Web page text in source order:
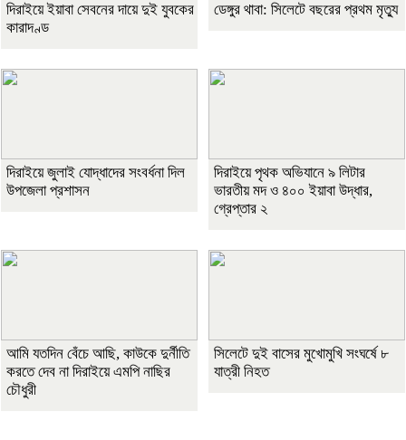
দিরাইয়ে ইয়াবা সেবনের দায়ে দুই যুবকের
কারাদণ্ড
ডেঙ্গুর থাবা: সিলেটে বছরের প্রথম মৃত্যু
দিরাইয়ে জুলাই যোদ্ধাদের সংবর্ধনা দিল
উপজেলা প্রশাসন
দিরাইয়ে পৃথক অভিযানে ৯ লিটার
ভারতীয় মদ ও ৪০০ ইয়াবা উদ্ধার,
গ্রেপ্তার ২
আমি যতদিন বেঁচে আছি, কাউকে দুর্নীতি
করতে দেব না দিরাইয়ে এমপি নাছির
চৌধুরী
সিলেটে দুই বাসের মুখোমুখি সংঘর্ষে ৮
যাত্রী নিহত